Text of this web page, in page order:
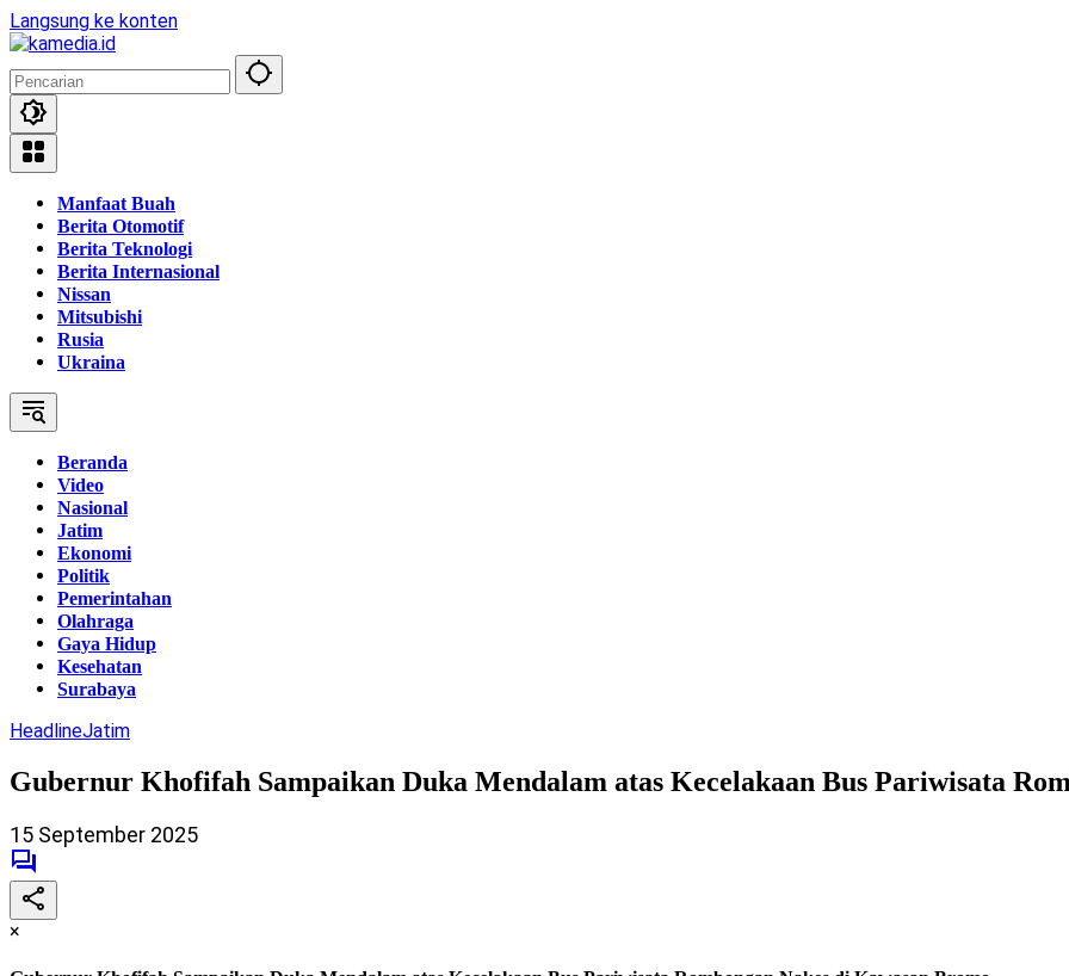
Langsung ke konten
Manfaat Buah
Berita Otomotif
Berita Teknologi
Berita Internasional
Nissan
Mitsubishi
Rusia
Ukraina
Beranda
Video
Nasional
Jatim
Ekonomi
Politik
Pemerintahan
Olahraga
Gaya Hidup
Kesehatan
Surabaya
HeadlineJatim
Gubernur Khofifah Sampaikan Duka Mendalam atas Kecelakaan Bus Pariwisata
15 September 2025
×